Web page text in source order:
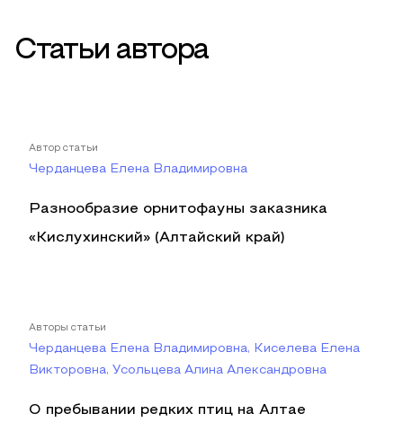
Статьи автора
Автор статьи
Черданцева Елена Владимировна
Разнообразие орнитофауны заказника
«Кислухинский» (Алтайский край)
Авторы статьи
Черданцева Елена Владимировна, Киселева Елена
Викторовна, Усольцева Алина Александровна
О пребывании редких птиц на Алтае